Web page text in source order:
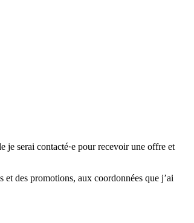
serai contacté·e pour recevoir une offre et
des promotions, aux coordonnées que j’ai